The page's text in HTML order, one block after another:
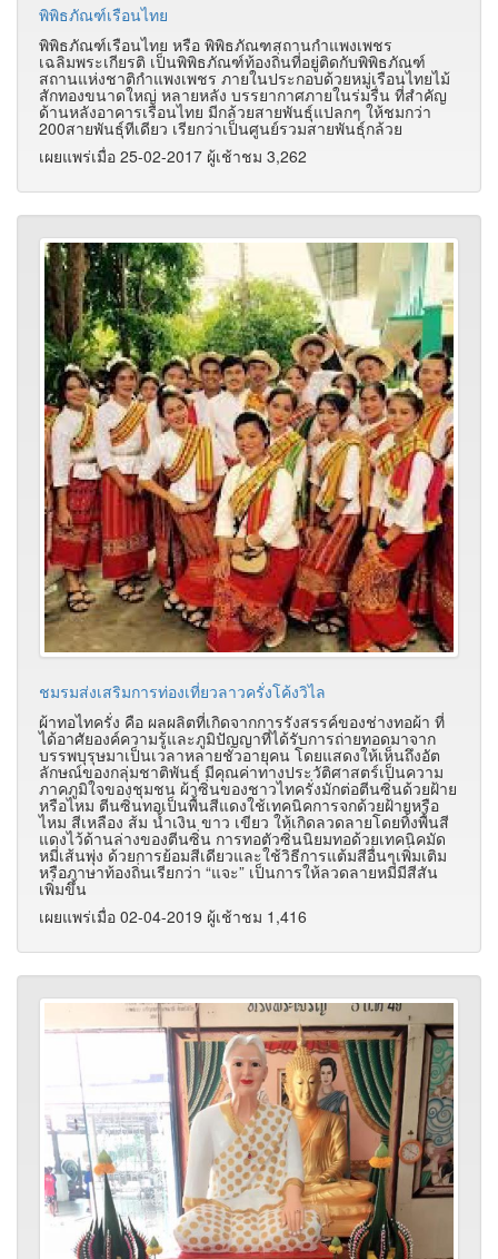
พิพิธภัณฑ์เรือนไทย
พิพิธภัณฑ์เรือนไทย หรือ พิพิธภัณฑสถานกำแพงเพชร
เฉลิมพระเกียรติ เป็นพิพิธภัณฑ์ท้องถิ่นที่อยู่ติดกับพิพิธภัณฑ์
สถานแห่งชาติกำแพงเพชร ภายในประกอบด้วยหมู่เรือนไทยไม้
สักทองขนาดใหญ่ หลายหลัง บรรยากาศภายในร่มรื่น ที่สำคัญ
ด้านหลังอาคารเรือนไทย มีกล้วยสายพันธุ์แปลกๆ ให้ชมกว่า
200สายพันธุ์ทีเดียว เรียกว่าเป็นศูนย์รวมสายพันธุ์กล้วย
เผยแพร่เมื่อ 25-02-2017 ผู้เช้าชม 3,262
ชมรมส่งเสริมการท่องเที่ยวลาวครั่งโค้งวิไล
ผ้าทอไทครั่ง คือ ผลผลิตที่เกิดจากการรังสรรค์ของช่างทอผ้า ที่
ได้อาศัยองค์ความรู้และภูมิปัญญาที่ได้รับการถ่ายทอดมาจาก
บรรพบุรุษมาเป็นเวลาหลายชั่วอายุคน โดยแสดงให้เห็นถึงอัต
ลักษณ์ของกลุ่มชาติพันธุ์ มีคุณค่าทางประวัติศาสตร์เป็นความ
ภาคภูมิใจของชุมชน ผ้าซิ่นของชาวไทครั่งมักต่อตีนซิ่นด้วยฝ้าย
หรือไหม ตีนซิ่นทอเป็นพื้นสีแดงใช้เทคนิคการจกด้วยฝ้ายหรือ
ไหม สีเหลือง ส้ม น้ำเงิน ขาว เขียว ให้เกิดลวดลายโดยทิ้งพื้นสี
แดงไว้ด้านล่างของตีนซิ่น การทอตัวซิ่นนิยมทอด้วยเทคนิคมัด
หมี่เส้นพุ่ง ด้วยการย้อมสีเดียวและใช้วิธีการแต้มสีอื่นๆเพิ่มเติม
หรือภาษาท้องถิ่นเรียกว่า “แจะ” เป็นการให้ลวดลายหมี่มีสีสัน
เพิ่มขึ้น
เผยแพร่เมื่อ 02-04-2019 ผู้เช้าชม 1,416